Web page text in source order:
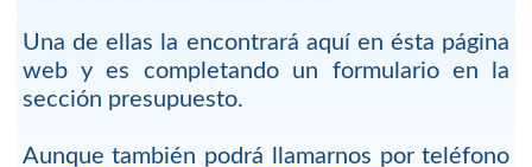
Una de ellas la encontrará aquí en ésta página
web y es completando un formulario en la
sección presupuesto.
Aunque también podrá llamarnos por teléfono